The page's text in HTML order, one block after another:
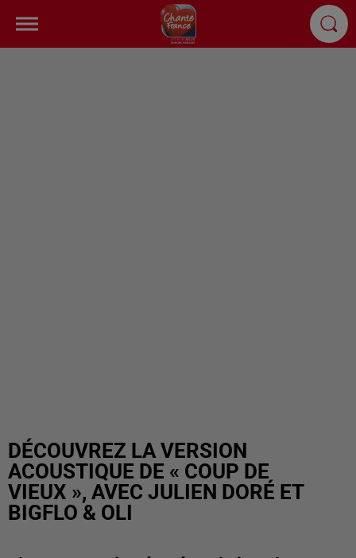
DÉCOUVREZ LA VERSION
ACOUSTIQUE DE « COUP DE
VIEUX », AVEC JULIEN DORÉ ET
BIGFLO & OLI